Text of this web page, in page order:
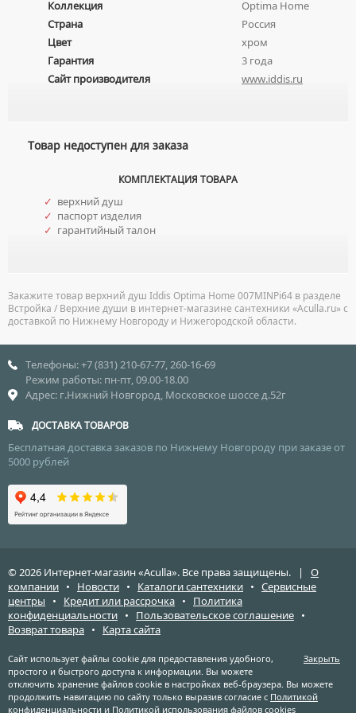
Коллекция
Optima Home
Страна
Россия
Цвет
хром
Гарантия
3 года
Сайт производителя
www.iddis.ru
Товар недоступен для заказа
КОМПЛЕКТАЦИЯ ТОВАРА
✓ верхний душ
✓ паспорт изделия
✓ гарантийный талон
Закажите товар верхний душ Iddis Optima Home 007MINPi64 в разделе
Встройка / Верхние души в интернет-магазине сантехники «Aculla.ru» с
доставкой по Нижнему Новгороду и Нижегородской области.
ТЕРМОСТАТИЧЕСКИЕ СМЕСИТЕЛИ
ЦВЕТНЫЕ СМЕСИТЕЛИ
УГЛОВЫЕ ВЕНТИЛЯ ДЛЯ СМЕСИТЕЛЕЙ
НАКЛАДНЫЕ УМЫВАЛЬНИКИ
ПОДВЕСНЫЕ УМЫВАЛЬНИКИ
УМЫВАЛЬНИКИ НАД СТИРАЛЬНЫМИ МАШИНАМИ
УМЫВАЛЬНИКИ С ПЬЕДЕСТАЛАМИ
УНИТАЗЫ-КОМПАКТЫ
УНИТАЗЫ С БИДЕТКОЙ
КРЫШКИ-СИДЕНЬЯ
Телефоны: +7 (831) 210-67-77, 260-16-69
Режим работы: пн-пт, 09.00-18.00
Адрес: г.Нижний Новгород, Московское шоссе д.52г
ДОСТАВКА ТОВАРОВ
Бесплатная доставка заказов по Нижнему Новгороду при заказе от
5000 рублей
© 2026 Интернет-магазин «Aculla». Все права защищены. | О
компании • Новости • Каталоги сантехники • Сервисные
центры • Кредит или рассрочка • Политика
конфиденциальности • Пользовательское соглашение •
Возврат товара • Карта сайта
Закрыть
Сайт использует файлы cookie для предоставления удобного,
простого и быстрого доступа к информации. Вы можете
отключить хранение файлов cookie в настройках веб-браузера. Вы можете
продолжить навигацию по сайту только выразив согласие с Политикой
конфиденциальности и Политикой использования файлов cookies